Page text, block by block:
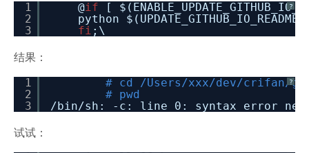
?
1
2
3
@if
[
python
fi ;\
结果：
?
1
2
3
# cd /Users/xxx/dev/crifan/
# pwd
/bin/sh : -c: line 0: syntax error near
试试：